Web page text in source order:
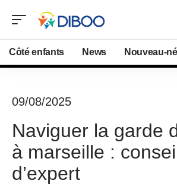
Côté enfants News Nouveau-né
09/08/2025
Naviguer la garde
à marseille :
d’expert